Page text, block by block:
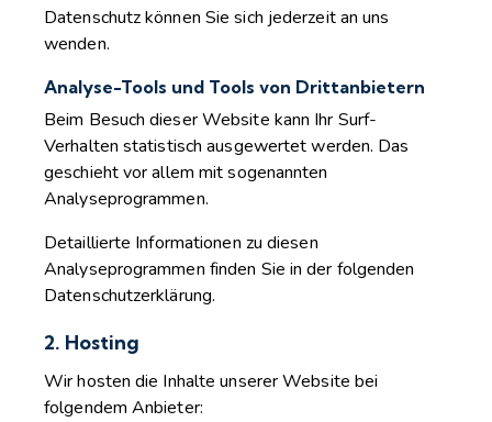
Datenschutz können Sie sich jederzeit an uns
wenden.
Analyse-Tools und Tools von Drittanbietern
Beim Besuch dieser Website kann Ihr Surf-
Verhalten statistisch ausgewertet werden. Das
geschieht vor allem mit sogenannten
Analyseprogrammen.
Detaillierte Informationen zu diesen
Analyseprogrammen finden Sie in der folgenden
Datenschutzerklärung.
2. Hosting
Wir hosten die Inhalte unserer Website bei
folgendem Anbieter: